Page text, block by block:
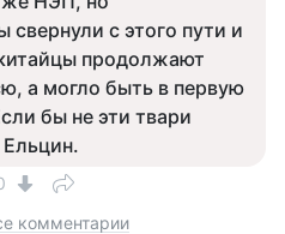
с этого пути и
продолжают
а могло быть в первую
бы не эти твари
комментарии